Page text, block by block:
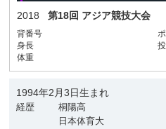
2018 第18回 アジア競技大会
背番号
身長
体重
1994年2月3日生まれ
経歴
桐陽高
日本体育大